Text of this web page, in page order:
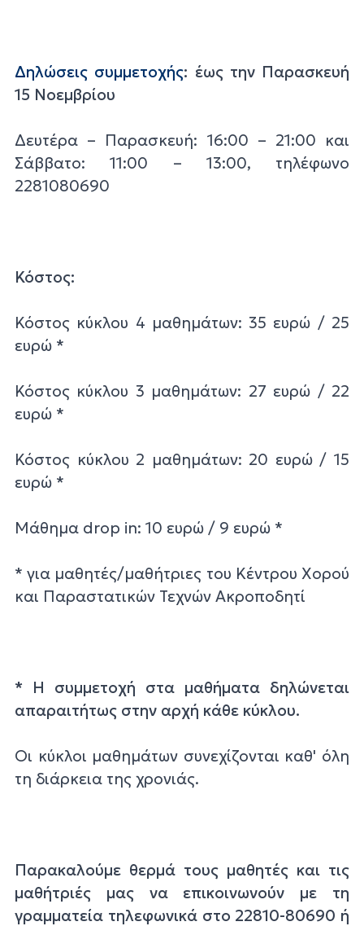
Δηλώσεις συμμετοχής: έως την Παρασκευή
15 Νοεμβρίου
Δευτέρα – Παρασκευή: 16:00 – 21:00 και
Σάββατο: 11:00 – 13:00, τηλέφωνο
2281080690
Κόστος:
Κόστος κύκλου 4 μαθημάτων: 35 ευρώ / 25
ευρώ *
Κόστος κύκλου 3 μαθημάτων: 27 ευρώ / 22
ευρώ *
Κόστος κύκλου 2 μαθημάτων: 20 ευρώ / 15
ευρώ *
Μάθημα drop in: 10 ευρώ / 9 ευρώ *
* για μαθητές/μαθήτριες του Κέντρου Χορού
και Παραστατικών Τεχνών Ακροποδητί
* Η συμμετοχή στα μαθήματα δηλώνεται
απαραιτήτως στην αρχή κάθε κύκλου.
Οι κύκλοι μαθημάτων συνεχίζονται καθ' όλη
τη διάρκεια της χρονιάς.
Παρακαλούμε θερμά τους μαθητές και τις
μαθήτριές μας να επικοινωνούν με τη
γραμματεία τηλεφωνικά στο 22810-80690 ή